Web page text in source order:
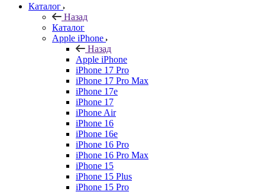
Каталог
Назад
Каталог
Apple iPhone
Назад
Apple iPhone
iPhone 17 Pro
iPhone 17 Pro Max
iPhone 17e
iPhone 17
iPhone Air
iPhone 16
iPhone 16e
iPhone 16 Pro
iPhone 16 Pro Max
iPhone 15
iPhone 15 Plus
iPhone 15 Pro